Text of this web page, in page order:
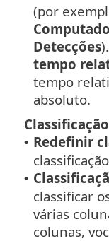
(por
Detecções
tempo
tempo
absoluto.
• Redefinir
•
classificar
várias
colunas,